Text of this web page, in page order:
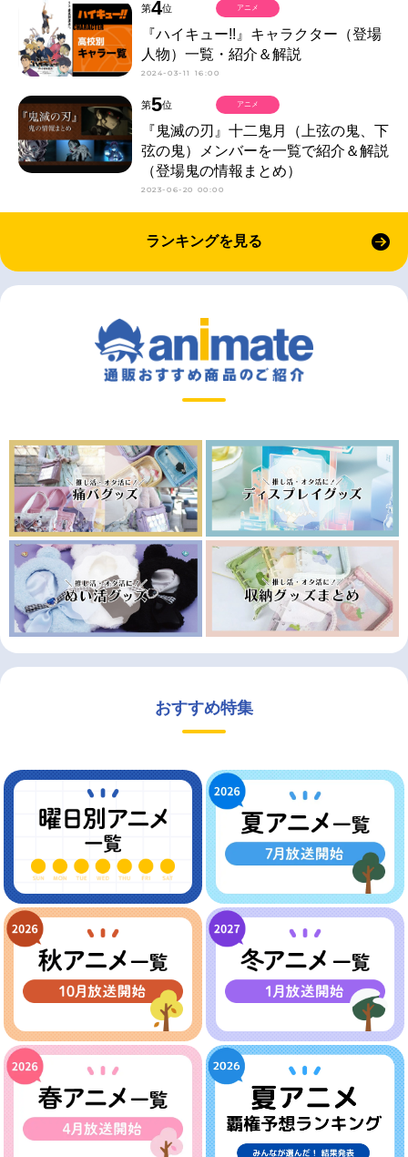
第4位
『ハイキュー!!』キャラクター（登場
人物）一覧・紹介＆解説
2024-03-11 16:00
アニメ
第5位
『鬼滅の刃』十二鬼月（上弦の鬼、下
弦の鬼）メンバーを一覧で紹介＆解説
（登場鬼の情報まとめ）
2023-06-20 00:00
アニメ
ランキングを見る
おすすめ特集